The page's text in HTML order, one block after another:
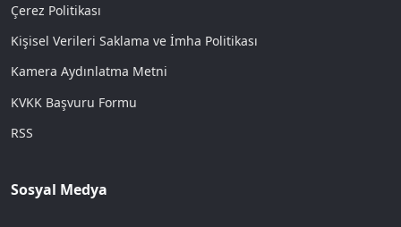
Çerez Politikası
Kişisel Verileri Saklama ve İmha Politikası
Kamera Aydınlatma Metni
KVKK Başvuru Formu
RSS
Sosyal Medya